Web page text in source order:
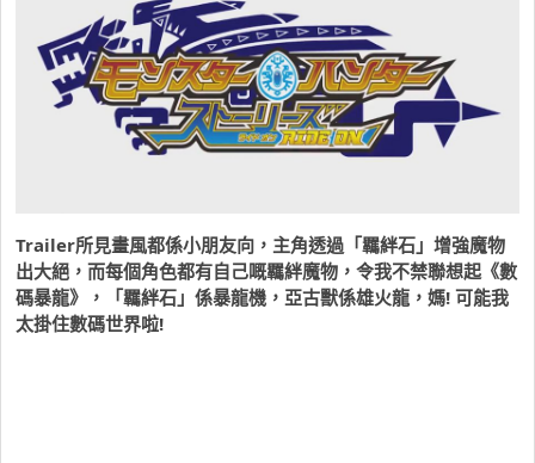
Trailer所見畫風都係小朋友向，主角透過「羈絆石」增強魔物
出大絕，而每個角色都有自己嘅羈絆魔物，令我不禁聯想起《數
碼暴龍》，「羈絆石」係暴龍機，亞古獸係雄火龍，媽! 可能我
太掛住數碼世界啦!